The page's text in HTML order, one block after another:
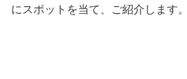
にスポットを当て、ご紹介します。